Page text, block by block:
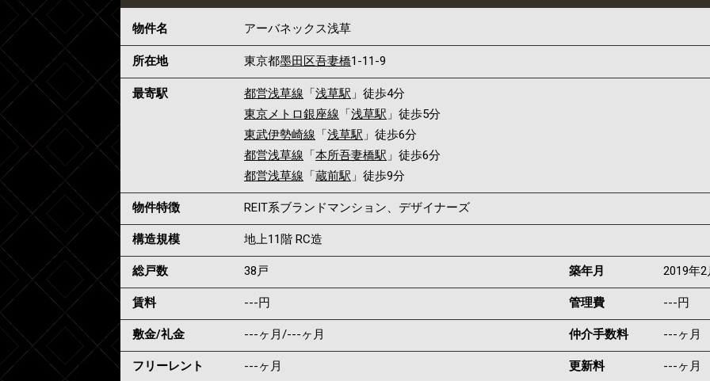
物件名 アーバネックス浅草
所在地 東京都墨田区吾妻橋1-11-9
最寄駅 都営浅草線 「浅草駅 」徒歩4分
東京メトロ銀座線 「浅草駅 」徒歩5分
東武伊勢崎線 「浅草駅 」徒歩6分
都営浅草線 「本所吾妻橋駅 」徒歩6分
都営浅草線 「蔵前駅 」徒歩9分
物件特徴 REIT系ブランドマンション、デザイナーズ
構造規模 地上11階 RC造
総戸数 38戸 築年月 2019年2
賃料 ---円 管理費 ---円
敷金/礼金 ---ヶ月/---ヶ月 仲介手数料 ---ヶ月
フリーレント ---ヶ月 更新料 ---ヶ月